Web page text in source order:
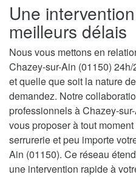
Une
meilleurs délais
Nous vous mettons en
Chazey-sur-Ain (01150)
et quelle que soit la nature
demandez. Notre
professionnels à Chazey-
vous proposer à tout
serrurerie et peu importe
Ain (01150). Ce réseau
une intervention rapide à